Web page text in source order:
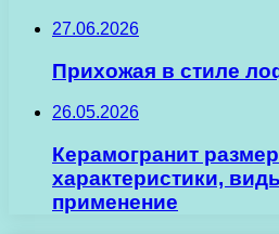
27.06.2026
Прихожая в стиле
26.05.2026
Керамогранит
характеристики,
применение